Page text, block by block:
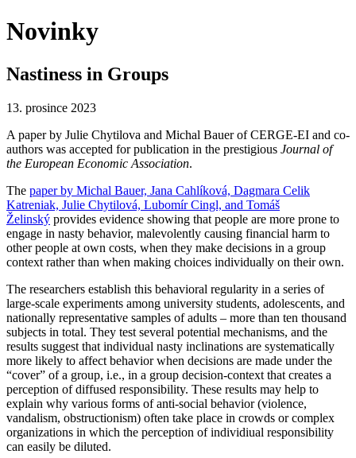
Novinky
Nastiness in Groups
13. prosince 2023
A paper by Julie Chytilova and Michal Bauer of CERGE-EI and co-
authors was accepted for publication in the prestigious Journal of
the European Economic Association.
The paper by Michal Bauer, Jana Cahlíková, Dagmara Celik
Katreniak, Julie Chytilová, Lubomír Cingl, and Tomáš
Želinský provides evidence showing that people are more prone to
engage in nasty behavior, malevolently causing financial harm to
other people at own costs, when they make decisions in a group
context rather than when making choices individually on their own.
The researchers establish this behavioral regularity in a series of
large-scale experiments among university students, adolescents, and
nationally representative samples of adults – more than ten thousand
subjects in total. They test several potential mechanisms, and the
results suggest that individual nasty inclinations are systematically
more likely to affect behavior when decisions are made under the
“cover” of a group, i.e., in a group decision-context that creates a
perception of diffused responsibility. These results may help to
explain why various forms of anti-social behavior (violence,
vandalism, obstructionism) often take place in crowds or complex
organizations in which the perception of individiual responsibility
can easily be diluted.